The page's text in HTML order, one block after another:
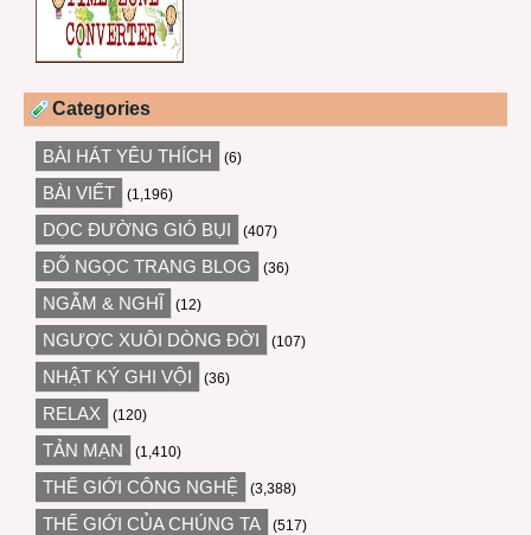
Categories
BÀI HÁT YÊU THÍCH (6)
BÀI VIẾT (1,196)
DỌC ĐƯỜNG GIÓ BỤI (407)
ĐỖ NGỌC TRANG BLOG (36)
NGẪM & NGHĨ (12)
NGƯỢC XUÔI DÒNG ĐỜI (107)
NHẬT KÝ GHI VỘI (36)
RELAX (120)
TẢN MẠN (1,410)
THẾ GIỚI CÔNG NGHỆ (3,388)
THẾ GIỚI CỦA CHÚNG TA (517)